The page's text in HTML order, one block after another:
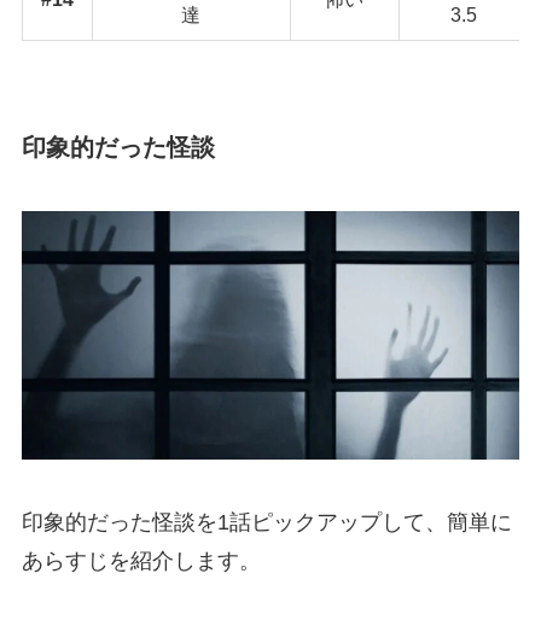
達
3.5
印象的だった怪談
印象的だった怪談を1話ピックアップして、簡単に
あらすじを紹介します。